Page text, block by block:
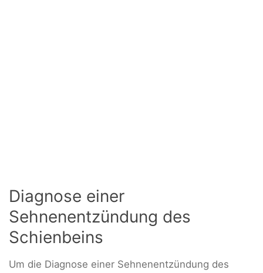
Diagnose einer
Sehnenentzündung des
Schienbeins
Um die Diagnose einer Sehnenentzündung des